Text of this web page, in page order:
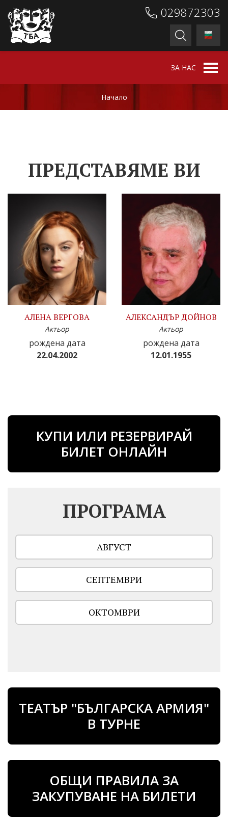
029872303
ЗА НАС
Начало
ПРЕДСТАВЯМЕ ВИ
АЛЕНА ВЕРГОВА
Актьор
рождена дата
22.04.2002
АЛЕКСАНДЪР ДОЙНОВ
Актьор
рождена дата
12.01.1955
КУПИ ИЛИ РЕЗЕРВИРАЙ
БИЛЕТ ОНЛАЙН
ПРОГРАМА
АВГУСТ
СЕПТЕМВРИ
ОКТОМВРИ
ТЕАТЪР "БЪЛГАРСКА АРМИЯ"
В ТУРНЕ
ОБЩИ ПРАВИЛА ЗА
ЗАКУПУВАНЕ НА БИЛЕТИ